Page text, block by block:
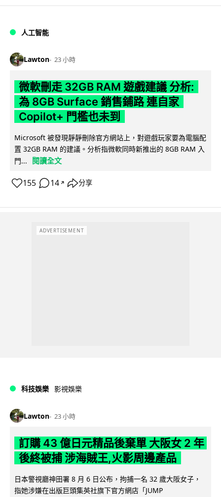
人工智能
Lawton 23 小時
微軟刪走 32GB RAM 遊戲建議 分析:
為 8GB Surface 銷售鋪路 連自家
Copilot+ 門檻也未到
Microsoft 被發現靜靜刪除官方網站上，對遊戲玩家要為電腦配
置 32GB RAM 的建議。分析指微軟同時新推出的 8GB RAM 入
門...
閱讀全文
155 14 ↗ 分享
ADVERTISEMENT
科技娛樂 影視娛樂
Lawton 23 小時
訂購 43 億日元精品後棄單 大阪女 2 年
後終被捕 涉海賊王,火影周邊產品
日本警視廳神田署 8 月 6 日公布，拘捕一名 32 歲大阪女子，
指她涉嫌在出版巨頭集英社旗下官方網店「JUMP